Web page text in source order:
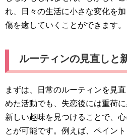
れ、日々の生活に小さな変化を
傷を癒していくことができます。
ルーティンの見直しと
まずは、日常のルーティンを見
めた活動でも、失恋後には重荷に
新しい趣味を見つけることで、
とが可能です。例えば、ペイン